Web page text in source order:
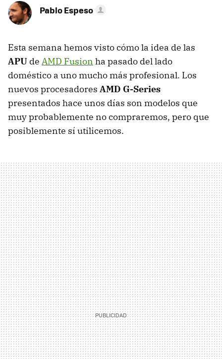
Pablo Espeso
Esta semana hemos visto cómo la idea de las
APU de AMD Fusion ha pasado del lado
doméstico a uno mucho más profesional. Los
nuevos procesadores AMD G-Series
presentados hace unos días son modelos que
muy probablemente no compraremos, pero que
posiblemente sí utilicemos.